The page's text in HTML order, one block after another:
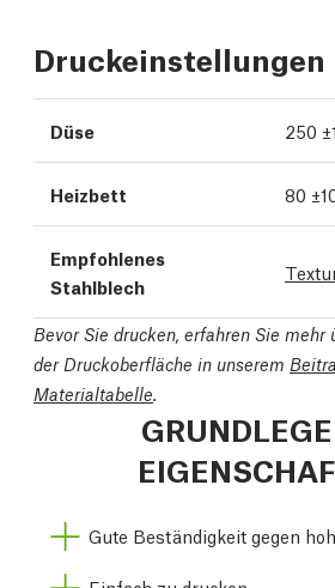
Druckeinstellungen
Düse 250
Heizbett 80
Empfohlenes
Stahlblech
Bevor Sie drucken, erfahren Sie mehr
der Druckoberfläche in unserem
Materialtabelle.
Gute Beständigkeit gegen